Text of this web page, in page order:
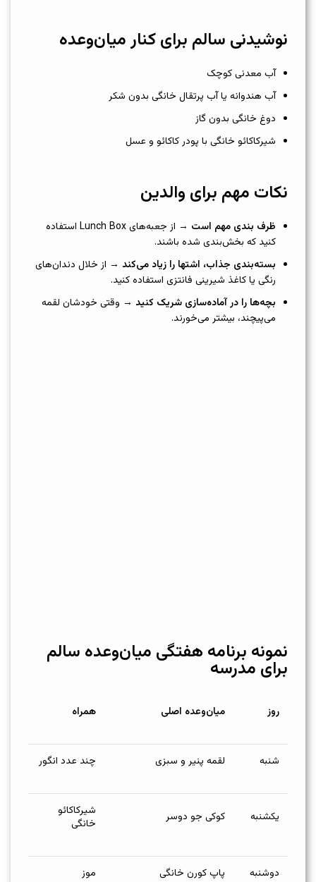
نوشیدنی سالم برای کنار میان‌وعده
آب معدنی کوچک
آب هندوانه یا آب پرتقال خانگی بدون شکر
دوغ خانگی بدون گاز
شیرکاکائو خانگی با پودر کاکائو و عسل
نکات مهم برای والدین
ظرف بندی مهم است
→ از جعبه‌های Lunch Box استفاده
کنید که بخش‌بندی شده باشند.
بسته‌بندی جذاب، اشتها را زیاد می‌کند → از خلال دندان‌های
رنگی یا کاغذ شیرینی فانتزی استفاده کنید.
بچه‌ها را در آماده‌سازی شریک کنید → وقتی خودشان لقمه
می‌پیچند، بیشتر می‌خورند.
نمونه برنامه هفتگی میان‌وعده سالم
برای مدرسه
روز میان‌وعده اصلی همراه
شنبه لقمه پنیر و سبزی چند عدد انگور
یکشنبه کوکی جو دوسر
شیرکاکائو
خانگی
دوشنبه پاپ کورن خانگی موز